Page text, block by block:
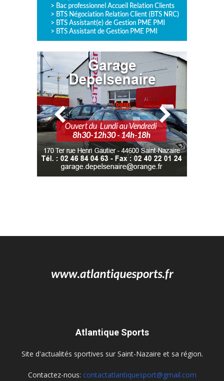
Atlantique Sports
Site d'actualités sportives sur Saint-Nazaire et sa région.
Contactez-nous: contactatlantiquesport@gmail.com